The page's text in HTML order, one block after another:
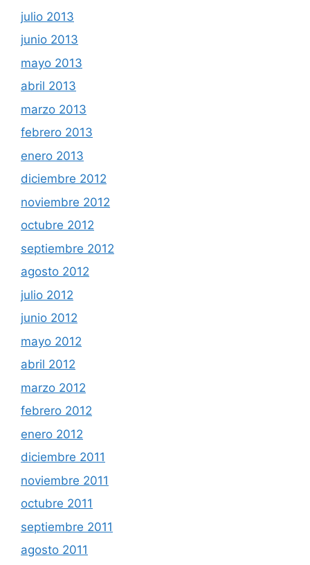
julio 2013
junio 2013
mayo 2013
abril 2013
marzo 2013
febrero 2013
enero 2013
diciembre 2012
noviembre 2012
octubre 2012
septiembre 2012
agosto 2012
julio 2012
junio 2012
mayo 2012
abril 2012
marzo 2012
febrero 2012
enero 2012
diciembre 2011
noviembre 2011
octubre 2011
septiembre 2011
agosto 2011